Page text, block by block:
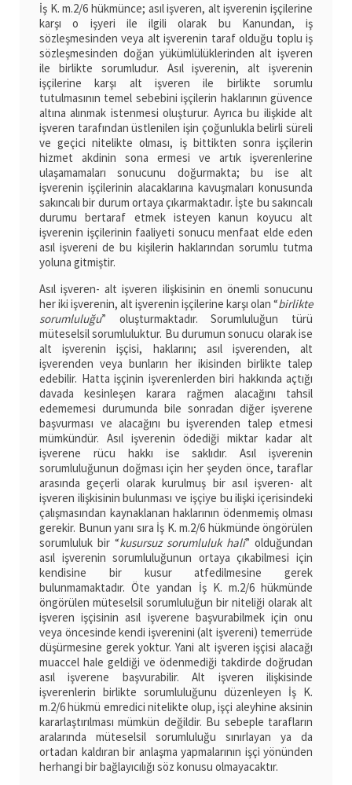
İş K. m.2/6 hükmünce; asıl işveren, alt işverenin işçilerine
karşı o işyeri ile ilgili olarak bu Kanundan, iş
sözleşmesinden veya alt işverenin taraf olduğu toplu iş
sözleşmesinden doğan yükümlülüklerinden alt işveren
ile birlikte sorumludur. Asıl işverenin, alt işverenin
işçilerine karşı alt işveren ile birlikte sorumlu
tutulmasının temel sebebini işçilerin haklarının güvence
altına alınmak istenmesi oluşturur. Ayrıca bu ilişkide alt
işveren tarafından üstlenilen işin çoğunlukla belirli süreli
ve geçici nitelikte olması, iş bittikten sonra işçilerin
hizmet akdinin sona ermesi ve artık işverenlerine
ulaşamamaları sonucunu doğurmakta; bu ise alt
işverenin işçilerinin alacaklarına kavuşmaları konusunda
sakıncalı bir durum ortaya çıkarmaktadır. İşte bu sakıncalı
durumu bertaraf etmek isteyen kanun koyucu alt
işverenin işçilerinin faaliyeti sonucu menfaat elde eden
asıl işvereni de bu kişilerin haklarından sorumlu tutma
yoluna gitmiştir.
Asıl işveren- alt işveren ilişkisinin en önemli sonucunu
her iki işverenin, alt işverenin işçilerine karşı olan “birlikte
sorumluluğu” oluşturmaktadır. Sorumluluğun türü
müteselsil sorumluluktur. Bu durumun sonucu olarak ise
alt işverenin işçisi, haklarını; asıl işverenden, alt
işverenden veya bunların her ikisinden birlikte talep
edebilir. Hatta işçinin işverenlerden biri hakkında açtığı
davada kesinleşen karara rağmen alacağını tahsil
edememesi durumunda bile sonradan diğer işverene
başvurması ve alacağını bu işverenden talep etmesi
mümkündür. Asıl işverenin ödediği miktar kadar alt
işverene rücu hakkı ise saklıdır. Asıl işverenin
sorumluluğunun doğması için her şeyden önce, taraflar
arasında geçerli olarak kurulmuş bir asıl işveren- alt
işveren ilişkisinin bulunması ve işçiye bu ilişki içerisindeki
çalışmasından kaynaklanan haklarının ödenmemiş olması
gerekir. Bunun yanı sıra İş K. m.2/6 hükmünde öngörülen
sorumluluk bir “kusursuz sorumluluk hali” olduğundan
asıl işverenin sorumluluğunun ortaya çıkabilmesi için
kendisine bir kusur atfedilmesine gerek
bulunmamaktadır. Öte yandan İş K. m.2/6 hükmünde
öngörülen müteselsil sorumluluğun bir niteliği olarak alt
işveren işçisinin asıl işverene başvurabilmek için onu
veya öncesinde kendi işverenini (alt işvereni) temerrüde
düşürmesine gerek yoktur. Yani alt işveren işçisi alacağı
muaccel hale geldiği ve ödenmediği takdirde doğrudan
asıl işverene başvurabilir. Alt işveren ilişkisinde
işverenlerin birlikte sorumluluğunu düzenleyen İş K.
m.2/6 hükmü emredici nitelikte olup, işçi aleyhine aksinin
kararlaştırılması mümkün değildir. Bu sebeple tarafların
aralarında müteselsil sorumluluğu sınırlayan ya da
ortadan kaldıran bir anlaşma yapmalarının işçi yönünden
herhangi bir bağlayıcılığı söz konusu olmayacaktır.